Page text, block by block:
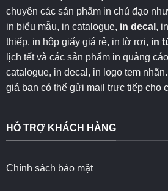
chuyên các sản phẩm in chủ đạo
in biểu mẫu, in catalogue, in decal ,
thiếp, in hộp giấy giá rẻ, in tờ rơi, in
lịch tết và các sản phẩm in quảng
catalogue, in decal, in logo tem
giá bạn có thể gửi mail trực tiếp cho
HỖ TRỢ KHÁCH HÀNG
Chính sách bảo mật